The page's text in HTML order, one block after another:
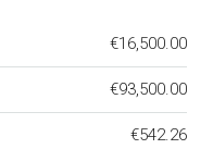
€16,500.00
€93,500.00
€542.26